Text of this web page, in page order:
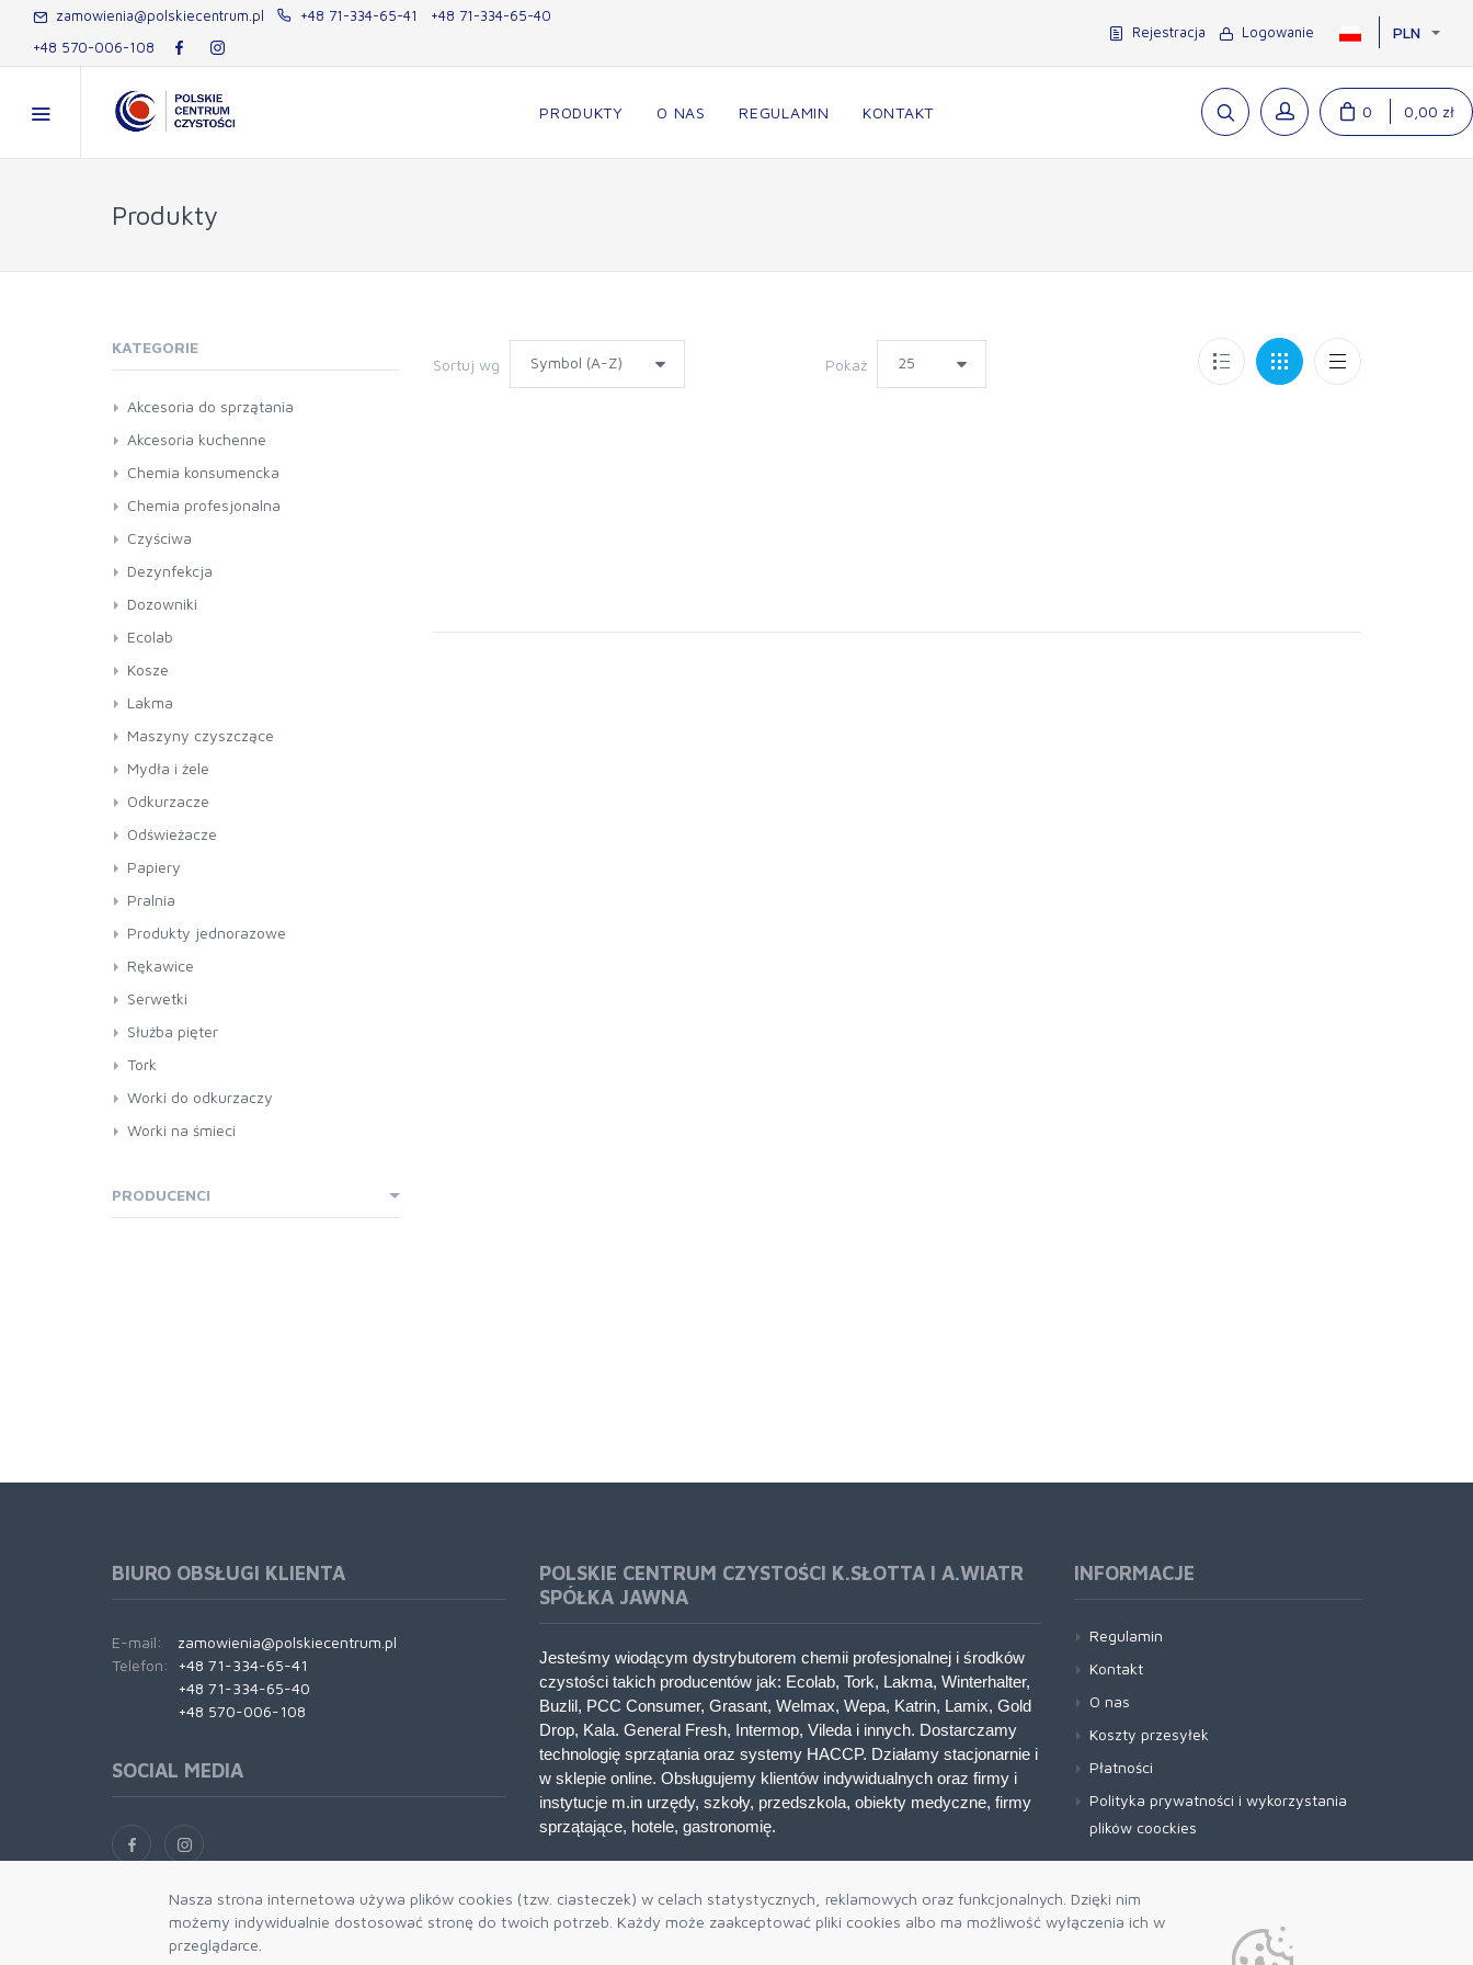
Nasza strona internetowa używa plików cookies (tzw. ciasteczek) w celach statystycznych, reklamowych oraz funkcjonalnych. Dzięki nim
możemy indywidualnie dostosować stronę do twoich potrzeb. Każdy może zaakceptować pliki cookies albo ma możliwość wyłączenia ich w
przeglądarce.
zamowienia@polskiecentrum.pl +48 71-334-65-41
+48 71-334-65-40
+48 570-006-108
Rejestracja Logowanie PLN
PRODUKTY O NAS REGULAMIN KONTAKT 0 0,00 zł
Produkty
Sortuj wg Pokaż
KATEGORIE
Akcesoria do sprzątania
miotły i szczotki
mopy
ściągaczki i futerka
ścierki
wózki do sprzątania
Akcesoria kuchenne
Chemia konsumencka
Chemia profesjonalna
chemia specjalistyczna
kuchnia i gastronomia
maszynowe mycie naczyń
produkty do mycia szyb
produkty do podłóg
produkty do prania dywanów
produkty do sanitariatów
produkty uniwersalne
przetwórstwo spożywcze
ręczne mycie naczyń
Czyściwa
Dezynfekcja
Dozowniki
Ecolab
Kosze
Lakma
lakma
Maszyny czyszczące
maszyny czyszczące
pady do maszyn czyszczących
Mydła i żele
Odkurzacze
Odświeżacze
Papiery
papiery toaletowe
ręczniki
Pralnia
Produkty jednorazowe
Rękawice
Serwetki
Służba pięter
Tork
Worki do odkurzaczy
Worki na śmieci
worki na śmieci LDPE
PRODUCENCI
BIURO OBSŁUGI KLIENTA
E-mail:
zamowienia@polskiecentrum.pl
Telefon:
+48 71-334-65-41
+48 71-334-65-40
+48 570-006-108
SOCIAL MEDIA
POLSKIE CENTRUM CZYSTOŚCI K.SŁOTTA I A.WIATR
SPÓŁKA JAWNA
Jesteśmy wiodącym dystrybutorem chemii profesjonalnej i środków
czystości takich producentów jak: Ecolab, Tork, Lakma, Winterhalter,
Buzlil, PCC Consumer, Grasant, Welmax, Wepa, Katrin, Lamix, Gold
Drop, Kala. General Fresh, Intermop, Vileda i innych. Dostarczamy
technologię sprzątania oraz systemy HACCP. Działamy stacjonarnie i
w sklepie online. Obsługujemy klientów indywidualnych oraz firmy i
instytucje m.in urzędy, szkoły, przedszkola, obiekty medyczne, firmy
sprzątające, hotele, gastronomię.
INFORMACJE
Regulamin
Kontakt
O nas
Koszty przesyłek
Płatności
Polityka prywatności i wykorzystania
plików coockies